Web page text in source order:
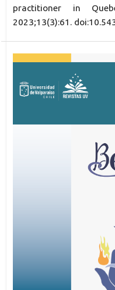
practitioner in
2023;13(3):61.